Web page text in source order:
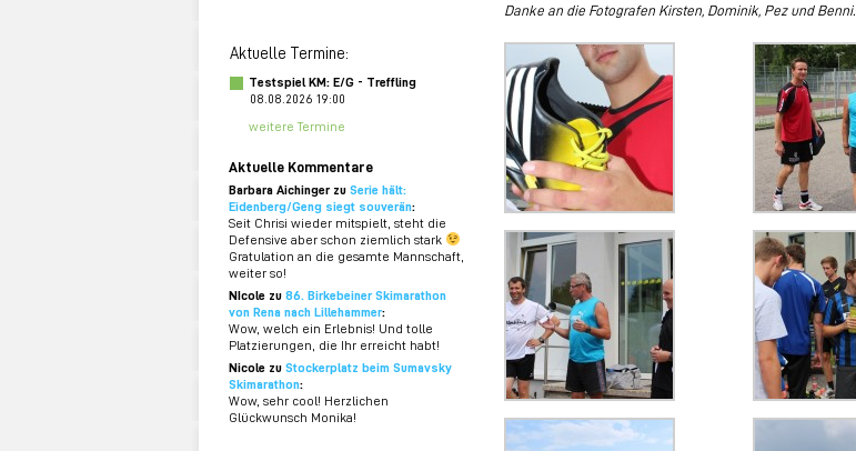
Aktuelle Termine:
Testspiel KM: E/G - Treffling
08.08.2026 19:00
weitere Termine
Aktuelle Kommentare
Barbara Aichinger zu Serie hält:
Eidenberg/Geng siegt souverän:
Seit Chrisi wieder mitspielt, steht die
Defensive aber schon ziemlich stark
Gratulation an die gesamte Mannschaft,
weiter so!
NIcole zu 86. Birkebeiner Skimarathon
von Rena nach Lillehammer:
Wow, welch ein Erlebnis! Und tolle
Platzierungen, die Ihr erreicht habt!
Nicole zu Stockerplatz beim Sumavsky
Skimarathon:
Wow, sehr cool! Herzlichen
Glückwunsch Monika!
Danke an die Fotografen Kirsten, Dominik, Pez und Benni.